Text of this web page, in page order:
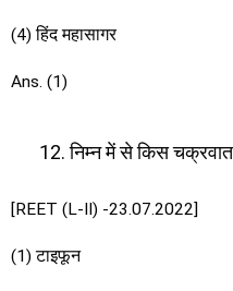
(4) हिंद महासागर
Ans. (1)
निम्न में से किस
[REET (L-II) -23.07.2022]
(1) टाइफून